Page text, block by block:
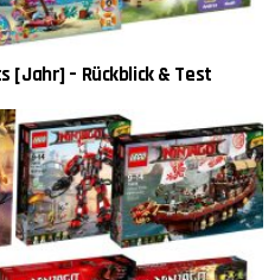
[Jahr] – Rückblick & Test